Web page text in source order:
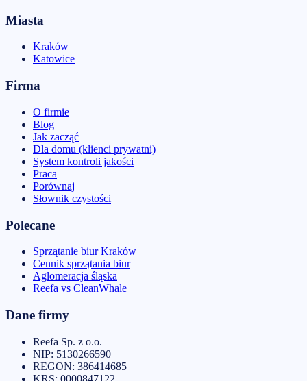
Miasta
Kraków
Katowice
Firma
O firmie
Blog
Jak zacząć
Dla domu (klienci prywatni)
System kontroli jakości
Praca
Porównaj
Słownik czystości
Polecane
Sprzątanie biur Kraków
Cennik sprzątania biur
Aglomeracja śląska
Reefa vs CleanWhale
Dane firmy
Reefa Sp. z o.o.
NIP: 5130266590
REGON: 386414685
KRS: 0000847122